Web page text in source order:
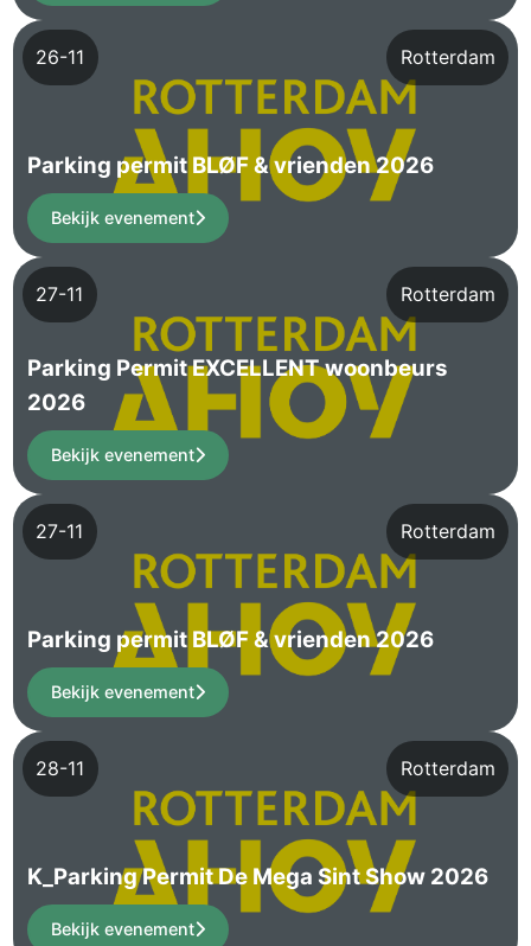
Rotterdam
26-11
Parking permit BLØF & vrienden 2026
Bekijk evenement
Rotterdam
27-11
Parking Permit EXCELLENT woonbeurs
2026
Bekijk evenement
Rotterdam
27-11
Parking permit BLØF & vrienden 2026
Bekijk evenement
Rotterdam
28-11
K_Parking Permit De Mega Sint Show 2026
Bekijk evenement